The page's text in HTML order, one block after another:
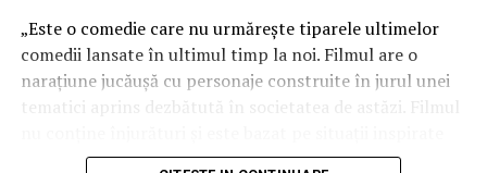
de automobile de competiție.
„Succesul acestui eveniment a fost posibil datorită unei
ISU și Inspectoratului de Jandarmerie Brașov – precum
„Este o comedie care nu urmărește tiparele ultimelor
comedii lansate în ultimul timp la noi. Filmul are o
narațiune jucăușă cu personaje construite în jurul unei
tematici aprins dezbătută în societatea de astăzi. Filmul
din viața reală.”, spune regizorul Paul Decu.